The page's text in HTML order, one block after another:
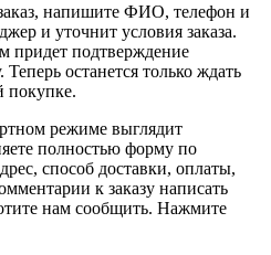
напишите ФИО, телефон и
и уточнит условия заказа.
придет подтверждение
останется только ждать
покупке.
режиме выглядит
полностью форму по
способ доставки, оплаты,
к заказу написать
нам сообщить. Нажмите